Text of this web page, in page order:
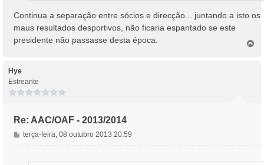
Continua a separação entre sócios e direcção... juntando a isto os
maus resultados desportivos, não ficaria espantado se este
presidente não passasse desta época.
Hye
Estreante
Re: AAC/OAF - 2013/2014
M
e
terça-feira, 08 outubro 2013 20:59